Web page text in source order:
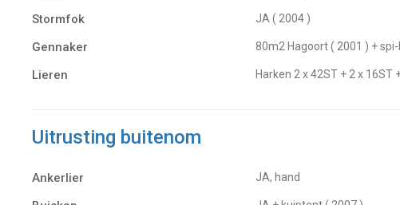
Stormfok JA ( 2004 )
Gennaker 80m2 Hagoort ( 2001 ) +
Lieren Harken 2 x 42ST + 2 x 16ST
Uitrusting buitenom
Ankerlier JA, hand